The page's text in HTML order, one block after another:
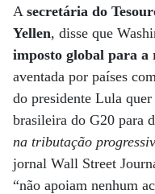
A secretária do
Yellen, disse que
imposto global para
aventada por países
do presidente Lula
brasileira do G20 para
na tributação
jornal Wall Street
“não apoiam nenhum